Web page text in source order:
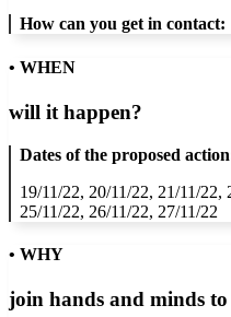
How can you get in contact:
• WHEN
will it happen?
Dates of the proposed
19/11/22, 20/11/22, 21/11/22,
25/11/22, 26/11/22, 27/11/22
• WHY
join hands and minds to